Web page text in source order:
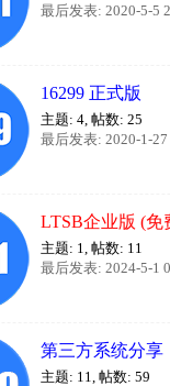
最后发表: 2020-5-5
16299 正式版
主题: 4, 帖数: 25
最后发表: 2020-1-27
LTSB企业版 (免
主题: 1, 帖数: 11
最后发表: 2024-5-1
第三方系统分享
主题: 11, 帖数: 59